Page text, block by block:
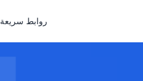
روابط سريعة